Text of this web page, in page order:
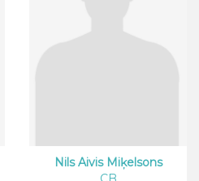
Nils Aivis Miķelsons